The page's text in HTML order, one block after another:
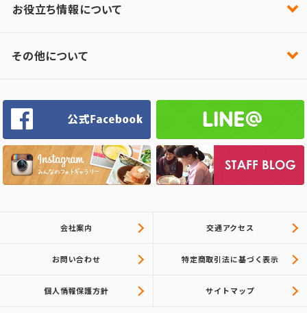
お役立ち情報について
その他について
会社案内 交通アクセス
お問い合わせ 特定商取引法に基づく表示
個人情報保護方針 サイトマップ